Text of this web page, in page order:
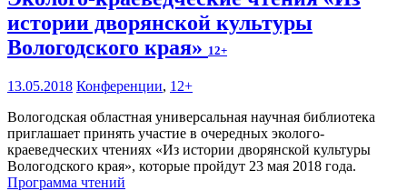
истории дворянской культуры
Вологодского края» 12+
13.05.2018 Конференции, 12+
Вологодская областная универсальная научная библиотека
приглашает принять участие в очередных эколого-
краеведческих чтениях «Из истории дворянской культуры
Вологодского края», которые пройдут 23 мая 2018 года.
Программа чтений